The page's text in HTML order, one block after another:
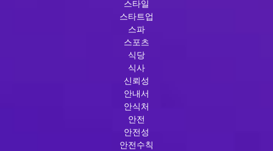
스타일
스타트업
스파
스포츠
식당
식사
신뢰성
안내서
안식처
안전
안전성
안전수칙